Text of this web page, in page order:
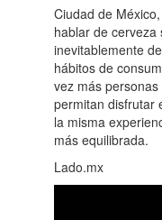
Ciudad de
hablar de
inevitablemente
hábitos de
vez más
permitan disfrutar
la misma
más equilibrada.
Lado.mx